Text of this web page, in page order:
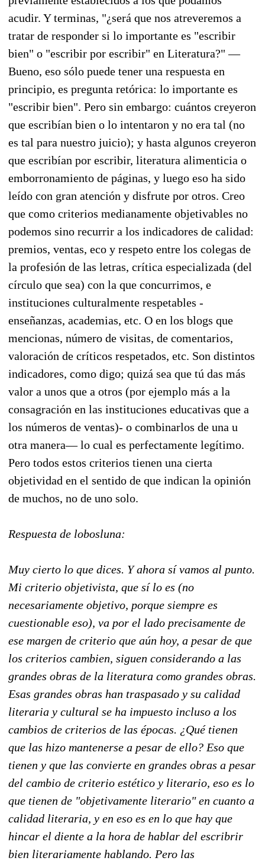
acudir. Y terminas, "¿será que nos atreveremos a
tratar de responder si lo importante es "escribir
bien" o "escribir por escribir" en Literatura?" —
Bueno, eso sólo puede tener una respuesta en
principio, es pregunta retórica: lo importante es
"escribir bien". Pero sin embargo: cuántos creyeron
que escribían bien o lo intentaron y no era tal (no
es tal para nuestro juicio); y hasta algunos creyeron
que escribían por escribir, literatura alimenticia o
emborronamiento de páginas, y luego eso ha sido
leído con gran atención y disfrute por otros. Creo
que como criterios medianamente objetivables no
podemos sino recurrir a los indicadores de calidad:
premios, ventas, eco y respeto entre los colegas de
la profesión de las letras, crítica especializada (del
círculo que sea) con la que concurrimos, e
instituciones culturalmente respetables -
enseñanzas, academias, etc. O en los blogs que
mencionas, número de visitas, de comentarios,
valoración de críticos respetados, etc. Son distintos
indicadores, como digo; quizá sea que tú das más
valor a unos que a otros (por ejemplo más a la
consagración en las instituciones educativas que a
los números de ventas)- o combinarlos de una u
otra manera— lo cual es perfectamente legítimo.
Pero todos estos criterios tienen una cierta
objetividad en el sentido de que indican la opinión
de muchos, no de uno solo.
Respuesta de lobosluna:
Muy cierto lo que dices. Y ahora sí vamos al punto.
Mi criterio objetivista, que sí lo es (no
necesariamente objetivo, porque siempre es
cuestionable eso), va por el lado precisamente de
ese margen de criterio que aún hoy, a pesar de que
los criterios cambien, siguen considerando a las
grandes obras de la literatura como grandes obras.
Esas grandes obras han traspasado y su calidad
literaria y cultural se ha impuesto incluso a los
cambios de criterios de las épocas. ¿Qué tienen
que las hizo mantenerse a pesar de ello? Eso que
tienen y que las convierte en grandes obras a pesar
del cambio de criterio estético y literario, eso es lo
que tienen de "objetivamente literario" en cuanto a
calidad literaria, y en eso es en lo que hay que
hincar el diente a la hora de hablar del escribrir
bien literariamente hablando. Pero las